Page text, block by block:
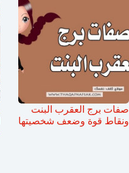
صفات برج العقرب البنت
ونقاط قوة وضعف شخصيتها